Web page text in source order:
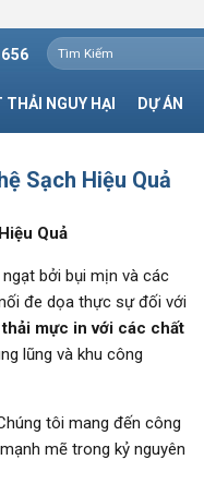
Tìm
kiếm:
THẢI NGUY HẠI DỰ ÁN
Sạch Hiệu Quả
Quả
bởi bụi mịn và các
đe dọa thực sự đối với
mực in với các chất
lũng và khu công
tôi mang đến công
mẽ trong kỷ nguyên